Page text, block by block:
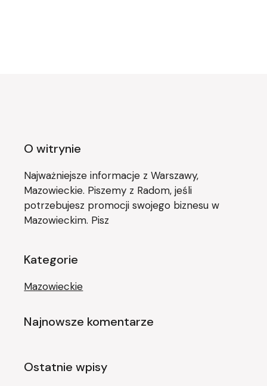
O witrynie
Najważniejsze informacje z Warszawy,
Mazowieckie. Piszemy z Radom, jeśli
potrzebujesz promocji swojego biznesu w
Mazowieckim. Pisz
Kategorie
Mazowieckie
Najnowsze komentarze
Ostatnie wpisy